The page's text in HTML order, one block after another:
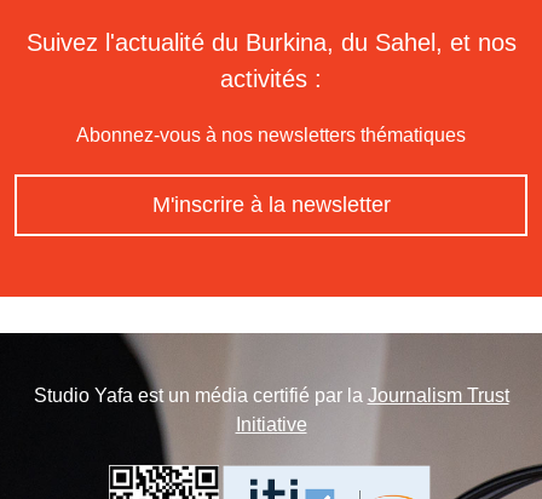
Suivez l'actualité du Burkina, du Sahel, et nos
activités :
Abonnez-vous à nos newsletters thématiques
M'inscrire à la newsletter
Studio Yafa est un média certifié par la Journalism Trust
Initiative